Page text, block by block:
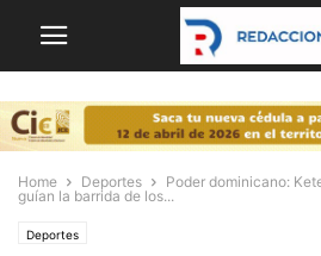
Home Deportes
Poder dominicano:
guían la barrida de los...
Deportes